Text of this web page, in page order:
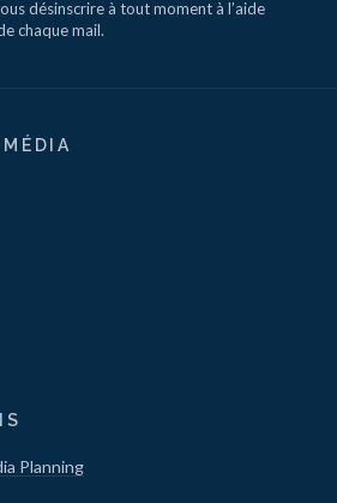
désinscrire à tout moment à l’aide
chaque mail.
Planning